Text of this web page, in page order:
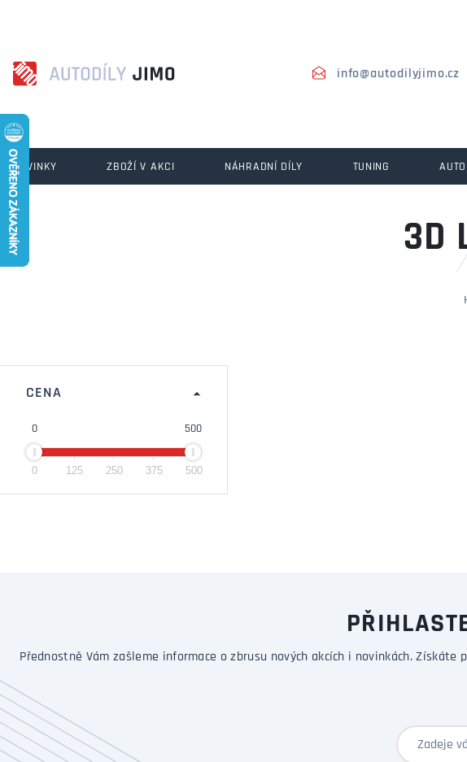
info@autodilyjimo.cz
NOVINKY ZBOŽÍ V AKCI NÁHRADNÍ DÍLY TUNING
3D
CENA
0 500
0 125 250 375 500
Přednostně Vám zašleme informace o zbrusu nových akcích i novinkách.